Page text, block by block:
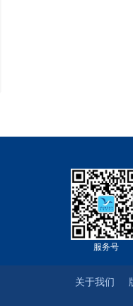
服务号
关于我们